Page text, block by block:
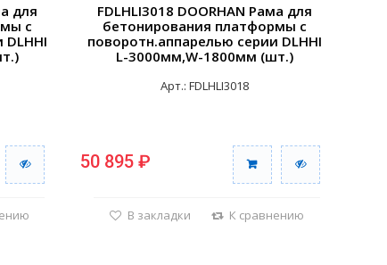
для
с
FDLHLI3018 DOORHAN Рама для
бетонирования платформы с
поворотн.аппарелью серии DLHHI
L-3000мм,W-1800мм (шт.)
Арт.: FDLHLI3018
50 895 ₽
В закладки К сравнению